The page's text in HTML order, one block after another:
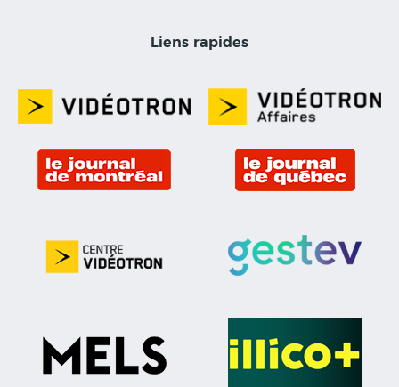
Liens rapides